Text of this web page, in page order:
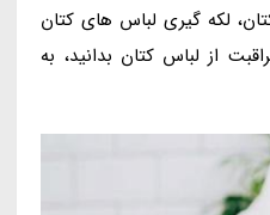
لکه گیری لباس های کتان
از لباس کتان بدانید، به